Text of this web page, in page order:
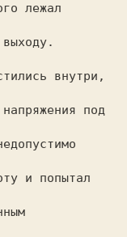
лежал
внутри,
под
и попытал